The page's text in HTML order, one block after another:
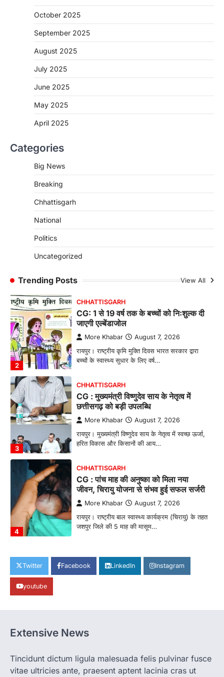
October 2025
September 2025
August 2025
July 2025
June 2025
May 2025
April 2025
Categories
Big News
Breaking
Chhattisgarh
National
Politics
Uncategorized
Trending Posts View All
More Khabar August 7, 2026
रायपुर। राष्ट्रीय कृमि मुक्ति दिवस भारत सरकार द्वारा
CHHATTISGARH
जशपुर जिले की 5 माह की मासूम…
CG: छिपली की दीदियों का कमाल, बकरी
बनाने की दिशा में जिले के नगरी…
2
CHHATTISGARH
CG: 1 से 19 वर्ष तक के बच्चों को निःशुल्क दी
जाएगी एल्बेंडाजोल
More Khabar August 7, 2026
रायपुर। राष्ट्रीय कृमि मुक्ति दिवस भारत सरकार द्वारा
बच्चों के स्वास्थ्य सुधार के लिए वर्ष…
3
CHHATTISGARH
CG : मुख्यमंत्री विष्णुदेव साय के नेतृत्व में
छत्तीसगढ़ को बड़ी उपलब्धि
More Khabar August 7, 2026
रायपुर। मुख्यमंत्री विष्णुदेव साय के नेतृत्व में स्वच्छ ऊर्जा,
हरित विकास और किसानों की आय…
4
CHHATTISGARH
CG : पांच माह की अनुष्का को मिला नया
जीवन, चिरायु योजना से संभव हुई सफल सर्जरी
More Khabar August 7, 2026
रायपुर। राष्ट्रीय बाल स्वास्थ्य कार्यक्रम (चिरायु) के तहत
जशपुर जिले की 5 माह की मासूम…
CG: छिपली की दीदियों का कमाल, बकरी
पालन से बढ़ी आय और मजबूत हुआ आत्मविश्वास
बनाने की दिशा में जिले के नगरी…
CHHATTISGARH
जाएगी एल्बेंडाजोल
More Khabar August 7, 2026
Twitter Facebook LinkedIn Instagram
youtube
Extensive News
Tincidunt dictum ligula malesuada felis pulvinar fusce
vitae ultricies ante, praesent aptent lacinia cras ut